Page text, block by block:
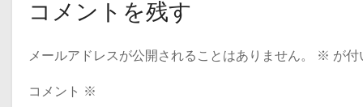
コメントを残す
メールアドレスが公開されることはありません。 ※ が付
コメント ※